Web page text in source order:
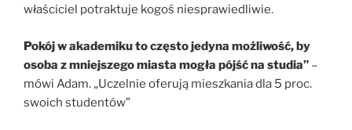
właściciel potraktuje kogoś niesprawiedliwie.
Pokój w akademiku to często jedyna możliwość, by
osoba z mniejszego miasta mogła pójść na studia” –
mówi Adam. „Uczelnie oferują mieszkania dla 5 proc.
swoich studentów”